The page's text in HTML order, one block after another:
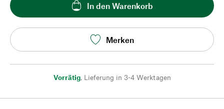
In den Warenkorb
Merken
Vorrätig, Lieferung in 3-4 Werktagen